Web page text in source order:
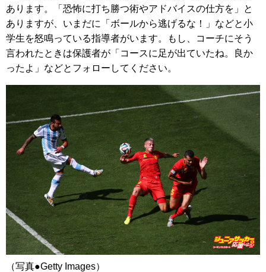
あります。「恐怖に打ち勝つ術やアドバイスの仕方を」と
ありますが、いまだに「ボールから逃げるな！」などと小
学生を怒鳴っている指導者がいます。もし、コーチにそう
言われたときは保護者が「コースに足が出ていたね。良か
ったよ」などとフォローしてください。
（写真●Getty Images）